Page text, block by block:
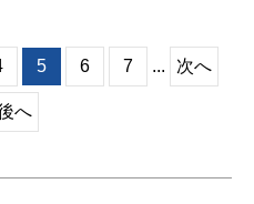
5 6 7 ... 次へ
へ